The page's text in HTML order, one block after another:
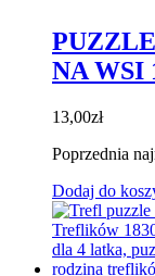
NA WSI
13,00zł
Poprzednia
Dodaj do